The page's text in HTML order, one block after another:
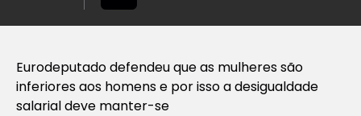
Eurodeputado defendeu que as mulheres são
inferiores aos homens e por isso a desigualdade
salarial deve manter-se